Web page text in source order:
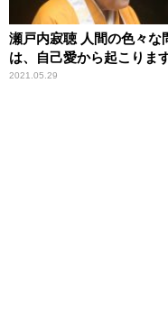
瀬戸内寂聴 人間の色々な
は、自己愛から起こりま
2021.05.29